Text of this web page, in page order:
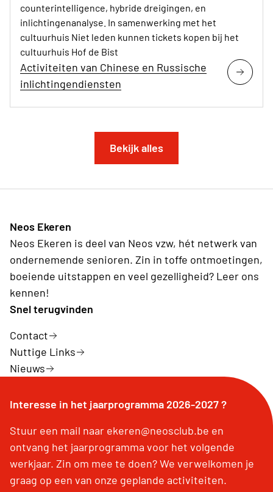
counterintelligence, hybride dreigingen, en
inlichtingenanalyse. In samenwerking met het
cultuurhuis Niet leden kunnen tickets kopen bij het
cultuurhuis Hof de Bist
Activiteiten van Chinese en Russische
inlichtingendiensten
Bekijk alles
Neos Ekeren
Neos Ekeren is deel van Neos vzw, hét netwerk van
ondernemende senioren. Zin in toffe ontmoetingen,
boeiende uitstappen en veel gezelligheid? Leer ons
kennen!
Snel terugvinden
Contact
Nuttige Links
Nieuws
Interesse in het jaarprogramma 2026-2027 ?
Stuur een mail naar ekeren@neosclub.be en
ontvang het jaarprogramma voor het volgende
werkjaar. Zin om mee te doen? We verwelkomen je
graag op een van onze geplande activiteiten.